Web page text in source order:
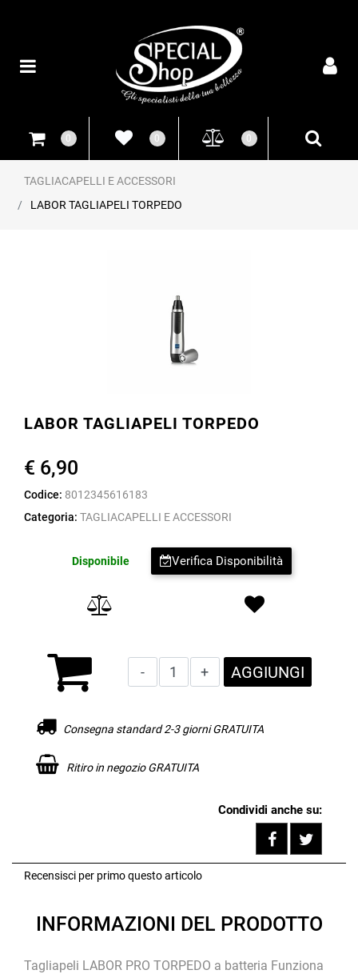
0 0 0
TAGLIACAPELLI E ACCESSORI
LABOR TAGLIAPELI TORPEDO
LABOR TAGLIAPELI TORPEDO
€ 6,90
Codice: 8012345616183
Categoria: TAGLIACAPELLI E ACCESSORI
Verifica Disponibilità
Disponibile
Quantità
AGGIUNGI
Consegna standard 2-3 giorni GRATUITA
Ritiro in negozio GRATUITA
Condividi anche su:
Recensisci per primo questo articolo
INFORMAZIONI DEL PRODOTTO
Tagliapeli LABOR PRO TORPEDO a batteria Funziona